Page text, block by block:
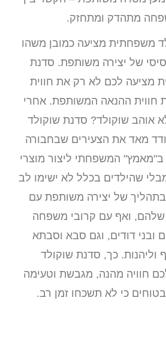
מתהדק ומתחזק.
משפחתית מציעה כמובן משהו
של יצירה משותפת. סדנת
מציעה לכם לא רק את חווית
חווית ההנאה המשותפת. אחרי
אוהב שוקולד? סדנת שוקולד
מאד את הצעירים שבחבורה
המשפחתי ליצור מוצרי
שהילדים בכלל לא ישימו לב
של יצירה משותפת עם
שלהם, ואף עם קרובי משפחה
ובני דודים, וגם סבא וסבתא
וליהנות. כך, סדנת שוקולד
חוויה מהנה, מגבשת וטעימה
כי לא תשכחו זמן רב.